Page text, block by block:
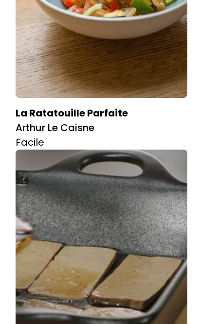
La Ratatouille Parfaite
Arthur Le Caisne
Facile